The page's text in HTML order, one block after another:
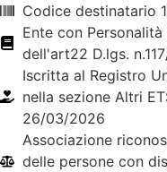
Codice destinatario
Ente con
dell'art22 D.lgs.
Iscritta al Registro
nella sezione Altri
26/03/2026
Associazione
delle persone con